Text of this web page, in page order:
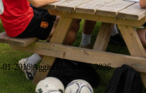
01-2016|Aggiornato 23-04-2026